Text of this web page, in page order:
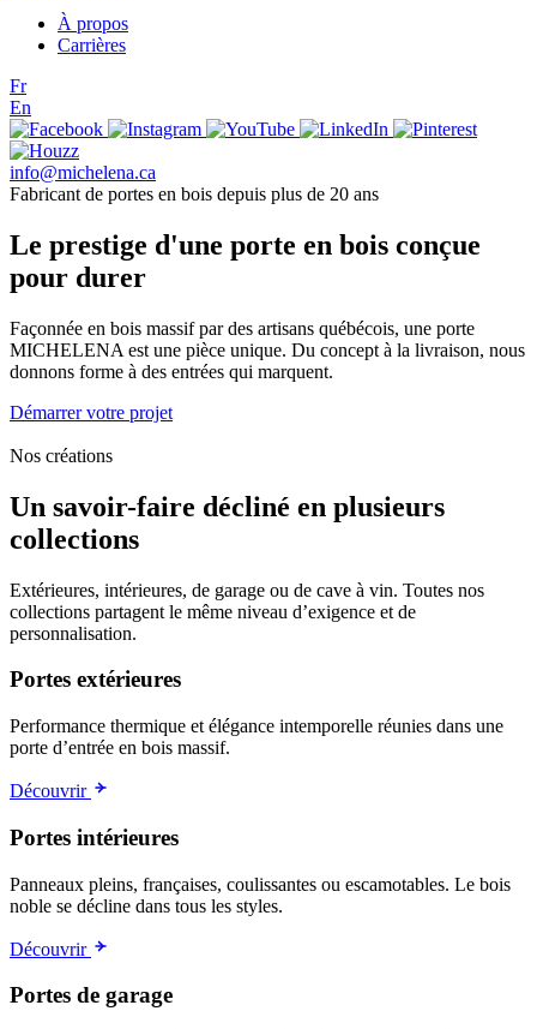
À propos
Carrières
Fr
En
info@michelena.ca
Fabricant de portes en bois depuis plus de 20 ans
Le prestige d'une porte en bois conçue
pour durer
Façonnée en bois massif par des artisans québécois, une porte
MICHELENA est une pièce unique. Du concept à la livraison, nous
donnons forme à des entrées qui marquent.
Démarrer votre projet
Nos créations
Un savoir-faire décliné en plusieurs
collections
Extérieures, intérieures, de garage ou de cave à vin. Toutes nos
collections partagent le même niveau d’exigence et de
personnalisation.
Portes extérieures
Performance thermique et élégance intemporelle réunies dans une
porte d’entrée en bois massif.
Découvrir
Portes intérieures
Panneaux pleins, françaises, coulissantes ou escamotables. Le bois
noble se décline dans tous les styles.
Découvrir
Portes de garage